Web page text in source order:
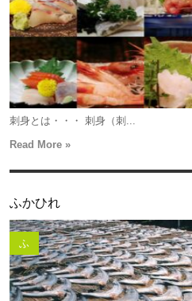
刺身とは・・・ 刺身（刺...
Read More »
ふかひれ
ふ